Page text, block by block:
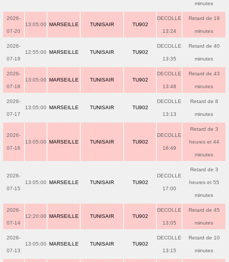
minutes
2026-
07-20
13:05:00 MARSEILLE TUNISAIR TU902
DECOLLE
13:24
Retard de 19
minutes
2026-
07-19
12:55:00 MARSEILLE TUNISAIR TU902
DECOLLE
13:35
Retard de 40
minutes
2026-
07-18
13:05:00 MARSEILLE TUNISAIR TU902
DECOLLE
13:48
Retard de 43
minutes
2026-
07-17
13:05:00 MARSEILLE TUNISAIR TU902
DECOLLE
13:13
Retard de 8
minutes
2026-
07-16
13:05:00 MARSEILLE TUNISAIR TU902
DECOLLE
16:49
Retard de 3
heures et 44
minutes
2026-
07-15
13:05:00 MARSEILLE TUNISAIR TU902
DECOLLE
17:00
Retard de 3
heures et 55
minutes
2026-
07-14
12:20:00 MARSEILLE TUNISAIR TU902
DECOLLE
13:05
Retard de 45
minutes
2026-
07-13
13:05:00 MARSEILLE TUNISAIR TU902
DECOLLE
13:15
Retard de 10
minutes